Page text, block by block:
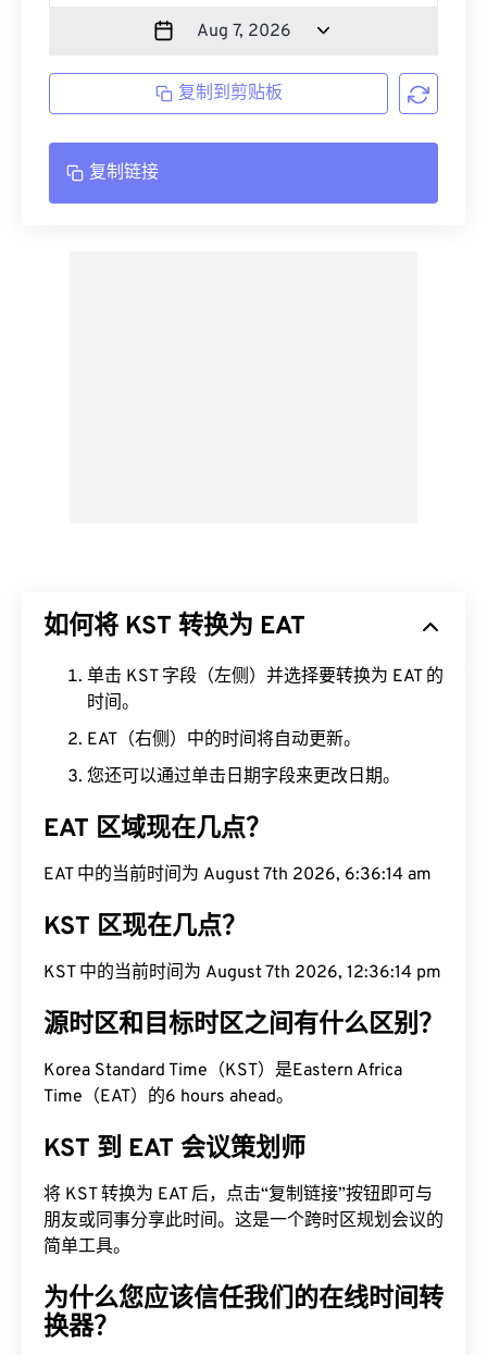
复制到剪贴板
复制链接
如何将 KST 转换为 EAT
单击 KST 字段（左侧）并选择要转换为 EAT 的
时间。
EAT（右侧）中的时间将自动更新。
您还可以通过单击日期字段来更改日期。
EAT 区域现在几点？
EAT 中的当前时间为 August 7th 2026, 6:36:15 am
KST 区现在几点？
KST 中的当前时间为 August 7th 2026, 12:36:15 pm
源时区和目标时区之间有什么区别？
Korea Standard Time（KST）是Eastern Africa
Time（EAT）的6 hours ahead。
KST 到 EAT 会议策划师
将 KST 转换为 EAT 后，点击“复制链接”按钮即可与
朋友或同事分享此时间。这是一个跨时区规划会议的
简单工具。
为什么您应该信任我们的在线时间转
换器？